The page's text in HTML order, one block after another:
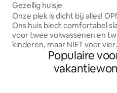
Gezellig huisje
Onze plek is dicht bij alles! OPMERKING -
Ons huis biedt comfortabel
voor twee volwassenen en
kinderen, maar NIET voor vier
volwassenen. Op 5-10 minuten rijden
van bijna alles in de stad.
en het centrum liggen op 5
Populaire